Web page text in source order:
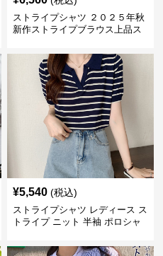
ストライプシャツ ２０２５年秋
新作ストライプブラウス上品ス
¥5,540 (税込)
ストライプシャツ レディース ス
トライプ ニット 半袖 ポロシャ